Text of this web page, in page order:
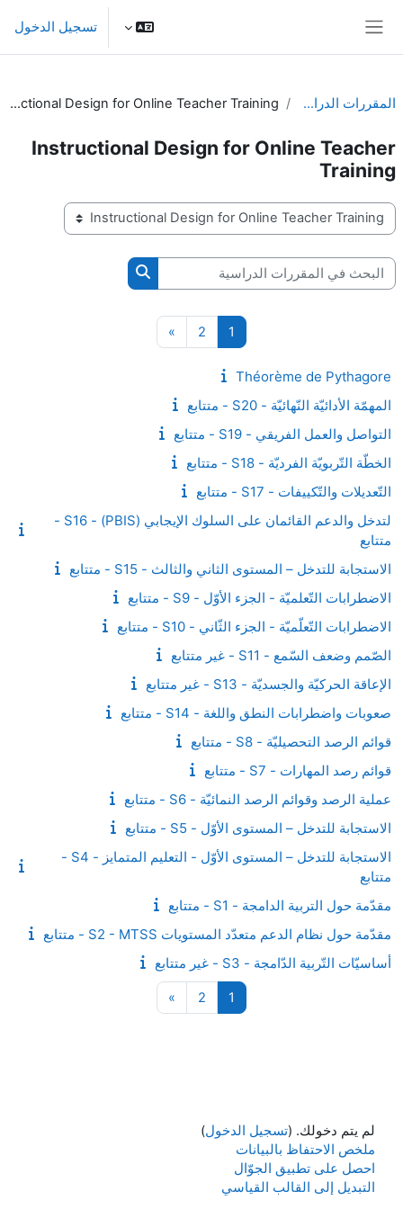
تسجيل الدخول
المقررات الدراسية Instructional Design for Online Teacher Training
Instructional Design for Online Teacher
Training
تصنيفات المقررات
البحث في المقررات الدراسية
البحث في المقررات
1 صفحة 1
2 صفحة 2
»
Théorème de Pythagore
المهمّة الأدائيّة النّهائيّة - S20 - متتابع
التواصل والعمل الفريقي - S19 - متتابع
الخطّة التّربويّة الفرديّة - S18 - متتابع
التّعديلات والتّكييفات - S17 - متتابع
لتدخل والدعم القائمان على السلوك الإيجابي (PBIS) - S16 -
متتابع
الاستجابة للتدخل – المستوى الثاني والثالث - S15 - متتابع
الاضطرابات التّعلميّة - الجزء الأوّل - S9 - متتابع
الاضطرابات التّعلّميّة - الجزء الثّاني - S10 - متتابع
الصّمم وضعف السّمع - S11 - غير متتابع
الإعاقة الحركيّة والجسديّة - S13 - غير متتابع
صعوبات واضطرابات النطق واللغة - S14 - متتابع
قوائم الرصد التحصيليّة - S8 - متتابع
قوائم رصد المهارات - S7 - متتابع
عملية الرصد وقوائم الرصد النمائيّة - S6 - متتابع
الاستجابة للتدخل – المستوى الأوّل - S5 - متتابع
الاستجابة للتدخل – المستوى الأوّل - التعليم المتمايز - S4 -
متتابع
مقدّمة حول التربية الدامجة - S1 - متتابع
مقدّمة حول نظام الدعم متعدّد المستويات S2 - MTSS - متتابع
أساسيّات التّربية الدّامجة - S3 - غير متتابع
1 صفحة 1
2 صفحة 2
»
لم يتم دخولك. (تسجيل الدخول)
ملخص الاحتفاظ بالبيانات
احصل على تطبيق الجوّال
التبديل إلى القالب القياسي